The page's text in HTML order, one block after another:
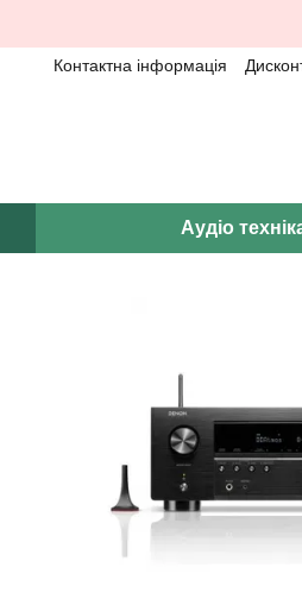
Контактна інформація
Аудіо